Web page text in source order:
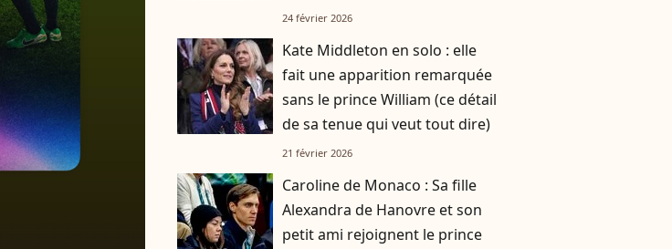
ski française
24 février 2026
Kate Middleton en solo : elle
fait une apparition remarquée
sans le prince William (ce détail
de sa tenue qui veut tout dire)
21 février 2026
Caroline de Monaco : Sa fille
Alexandra de Hanovre et son
petit ami rejoignent le prince